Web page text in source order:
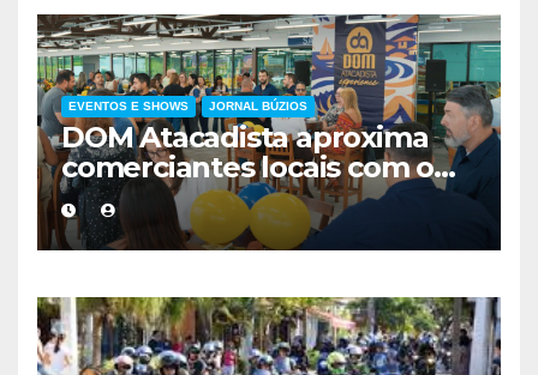
EVENTOS E SHOWS JORNAL BÚZIOS
DOM Atacadista aproxima
comerciantes locais com o
evento DOM Experience